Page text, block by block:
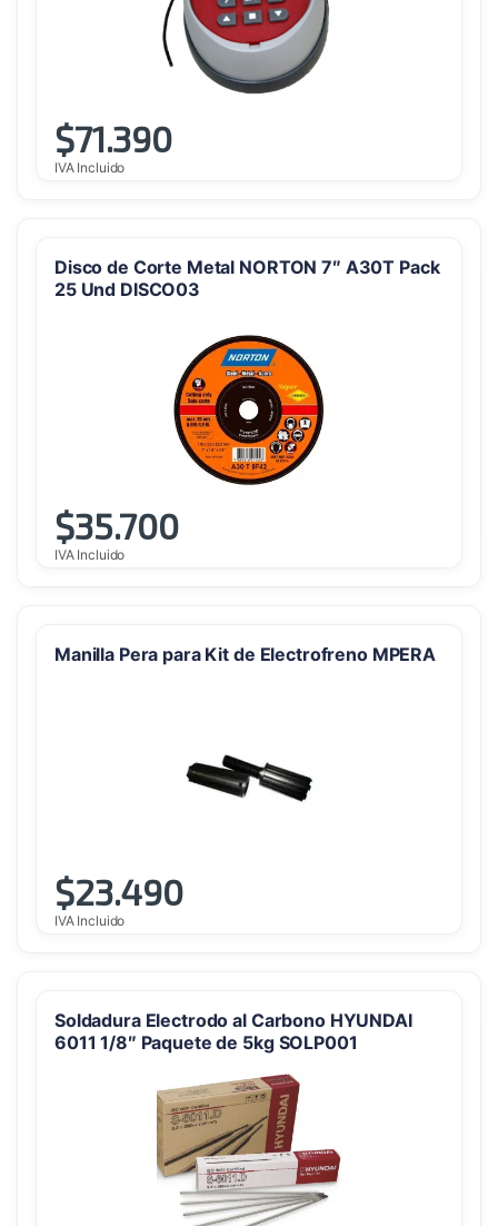
$71.390
IVA Incluido
Disco de Corte Metal NORTON 7″ A30T Pack
25 Und DISCO03
$35.700
IVA Incluido
Manilla Pera para Kit de Electrofreno MPERA
$23.490
IVA Incluido
Soldadura Electrodo al Carbono HYUNDAI
6011 1/8″ Paquete de 5kg SOLP001